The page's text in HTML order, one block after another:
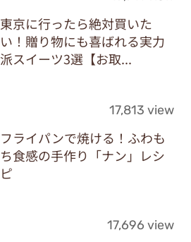
東京に行ったら絶対買いた
い！贈り物にも喜ばれる実力
派スイーツ3選【お取...
17,813 view
フライパンで焼ける！ふわも
ち食感の手作り「ナン」レシ
ピ
17,696 view